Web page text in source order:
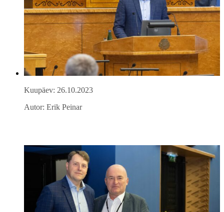
Kuupäev: 26.10.2023
Autor: Erik Peinar